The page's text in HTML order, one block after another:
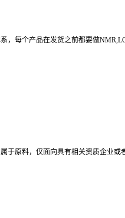
，每个产品在发货之前都要做
于原料，仅面向具有相关资质企业